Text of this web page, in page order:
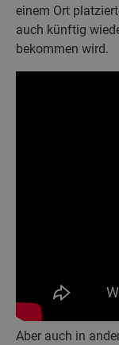
einem Ort
auch künftig
bekommen wird.
Aber auch in